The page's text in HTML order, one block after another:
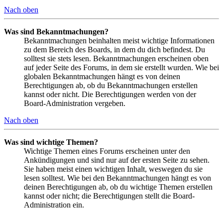
Nach oben
Was sind Bekanntmachungen?
Bekanntmachungen beinhalten meist wichtige Informationen
zu dem Bereich des Boards, in dem du dich befindest. Du
solltest sie stets lesen. Bekanntmachungen erscheinen oben
auf jeder Seite des Forums, in dem sie erstellt wurden. Wie bei
globalen Bekanntmachungen hängt es von deinen
Berechtigungen ab, ob du Bekanntmachungen erstellen
kannst oder nicht. Die Berechtigungen werden von der
Board-Administration vergeben.
Nach oben
Was sind wichtige Themen?
Wichtige Themen eines Forums erscheinen unter den
Ankündigungen und sind nur auf der ersten Seite zu sehen.
Sie haben meist einen wichtigen Inhalt, weswegen du sie
lesen solltest. Wie bei den Bekanntmachungen hängt es von
deinen Berechtigungen ab, ob du wichtige Themen erstellen
kannst oder nicht; die Berechtigungen stellt die Board-
Administration ein.